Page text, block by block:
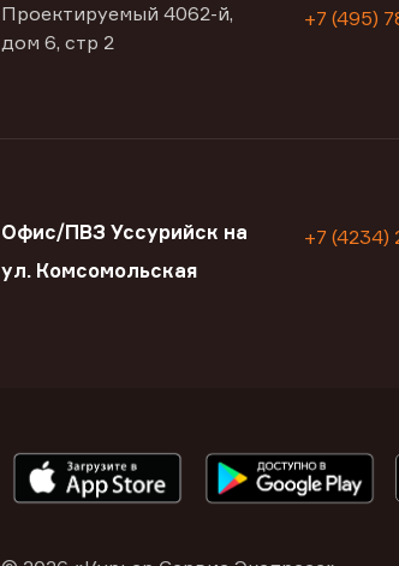
Проектируемый 4062-й,
дом 6, стр 2
+7 (495)
Офис/ПВЗ Уссурийск на
ул. Комсомольская
+7 (4234)